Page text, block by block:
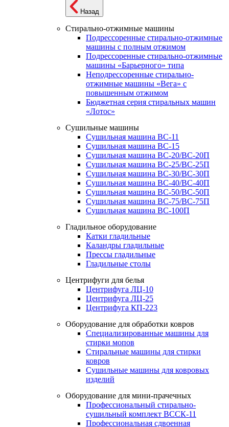
Назад
Стирально-отжимные машины
Подрессоренные стирально-отжимные
машины с полным отжимом
Подрессоренные стирально-отжимные
машины «Барьерного» типа
Неподрессоренные стирально-
отжимные машины «Вега» с
повышенным отжимом
Бюджетная серия стиральных машин
«Лотос»
Сушильные машины
Сушильная машина ВС-11
Сушильная машина ВС-15
Сушильная машина ВС-20/ВС-20П
Сушильная машина ВС-25/ВС-25П
Сушильная машина ВС-30/ВС-30П
Сушильная машина ВС-40/ВС-40П
Сушильная машина ВС-50/ВС-50П
Сушильная машина ВС-75/ВС-75П
Сушильная машина ВС-100П
Гладильное оборудование
Катки гладильные
Каландры гладильные
Прессы гладильные
Гладильные столы
Центрифуги для белья
Центрифуга ЛЦ-10
Центрифуга ЛЦ-25
Центрифуга КП-223
Оборудование для обработки ковров
Специализированные машины для
стирки мопов
Стиральные машины для стирки
ковров
Сушильные машины для ковровых
изделий
Оборудование для мини-прачечных
Профессиональный стирально-
сушильный комплект ВССК-11
Профессиональная сдвоенная